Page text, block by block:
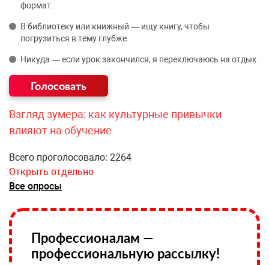
формат.
В библиотеку или книжный — ищу книгу, чтобы
погрузиться в тему глубже.
Никуда — если урок закончился, я переключаюсь на отдых.
Взгляд зумера: как культурные привычки
влияют на обучение
Всего проголосовало: 2264
Открыть отдельно
Все опросы
Профессионалам —
профессиональную рассылку!